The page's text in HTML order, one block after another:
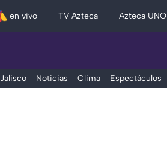
en vivo TV Azteca Azteca UNO
Jalisco Noticias Clima Espectáculos